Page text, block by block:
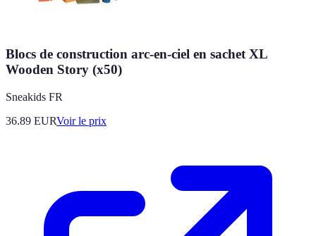
Blocs de construction arc-en-ciel en sachet XL
Wooden Story (x50)
Sneakids FR
36.89 EURVoir le prix